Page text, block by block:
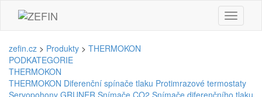
zefin.cz > Produkty > THERMOKON
PODKATEGORIE
THERMOKON
THERMOKON Diferenční spínače tlaku Protimrazové termostaty
Servopohony GRUNER Snímače CO2 Snímače diferenčního tlaku